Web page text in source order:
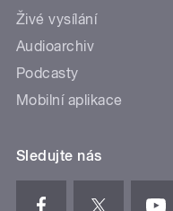
Živé vysílání
Audioarchiv
Podcasty
Mobilní aplikace
Sledujte nás